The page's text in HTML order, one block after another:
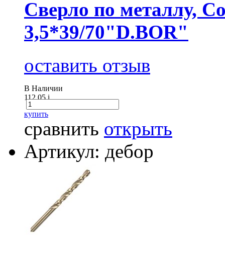
Сверло по металлу,
3,5*39/70"D.BOR"
оставить отзыв
В Наличии
112.05i
купить
сравнить открыть
Артикул: дебор